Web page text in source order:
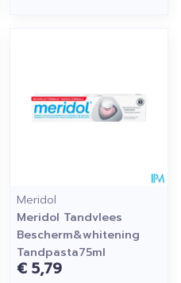
Meridol
Meridol Tandvlees
Bescherm&whitening
Tandpasta75ml
€ 5,79